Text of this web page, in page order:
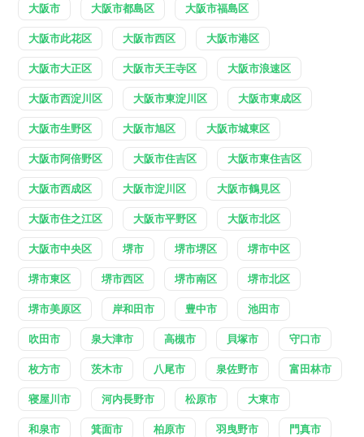
大阪市 大阪市都島区 大阪市福島区
大阪市此花区 大阪市西区 大阪市港区
大阪市大正区 大阪市天王寺区 大阪市浪速区
大阪市西淀川区 大阪市東淀川区 大阪市東成区
大阪市生野区 大阪市旭区 大阪市城東区
大阪市阿倍野区 大阪市住吉区 大阪市東住吉区
大阪市西成区 大阪市淀川区 大阪市鶴見区
大阪市住之江区 大阪市平野区 大阪市北区
大阪市中央区 堺市 堺市堺区 堺市中区
堺市東区 堺市西区 堺市南区 堺市北区
堺市美原区 岸和田市 豊中市 池田市
吹田市 泉大津市 高槻市 貝塚市 守口市
枚方市 茨木市 八尾市 泉佐野市 富田林市
寝屋川市 河内長野市 松原市 大東市
和泉市 箕面市 柏原市 羽曳野市 門真市